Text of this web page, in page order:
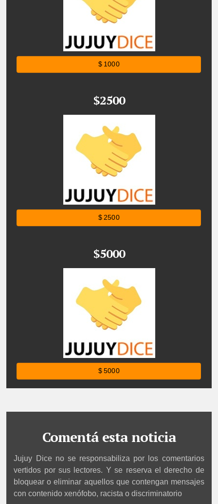
$ 1000
$2500
$ 2500
$5000
$ 5000
Comentá esta noticia
Jujuy Dice no se responsabiliza por los comentarios
vertidos por sus lectores. Y se reserva el derecho de
bloquear o eliminar aquellos que contengan mensajes
con contenido xenófobo, racista o discriminatorio